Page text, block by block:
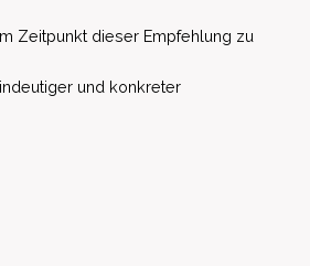
Zeitpunkt dieser Empfehlung zu
und konkreter